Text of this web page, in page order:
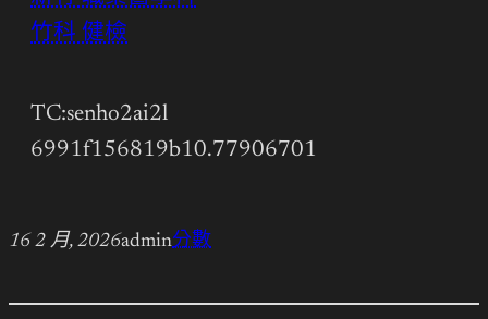
竹科 健檢
TC:senho2ai2l
6991f156819b10.77906701
16 2 月, 2026admin分數